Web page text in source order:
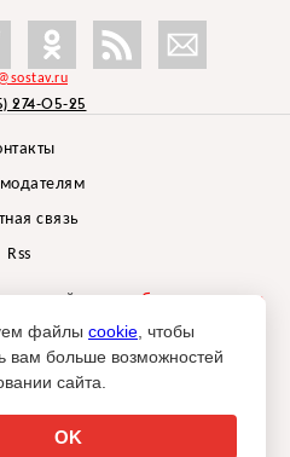
274-05-25
связь
Rss
проектбрендингового
Depot
допустимо только при
источника.
файлы cookie , чтобы
вам больше возможностей
сайта.
OK